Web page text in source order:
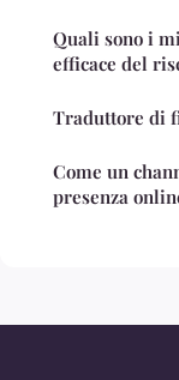
Quali sono i
efficace del
Traduttore di
Come un
presenza